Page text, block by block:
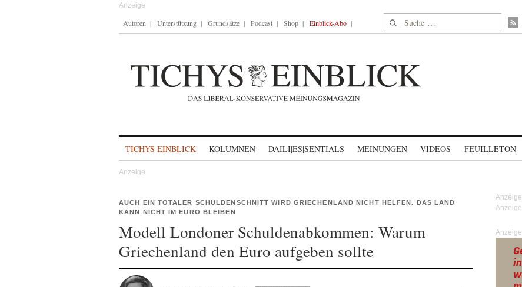
Autoren Unterstützung Grundsätze Podcast Shop Einblick-Abo Suche nach:
TICHYS EINBLICK KOLUMNEN DAILI|ES|SENTIALS MEINUNGEN VIDEOS FEUILLETON
AUCH EIN TOTALER SCHULDENSCHNITT WIRD GRIECHENLAND NICHT HELFEN. DAS LAND
KANN NICHT IM EURO BLEIBEN
Modell Londoner Schuldenabkommen: Warum
Griechenland den Euro aufgeben sollte
Anzeige